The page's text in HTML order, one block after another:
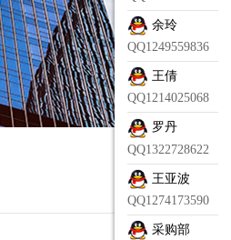
余玲
QQ1249559836
王倩
QQ1214025068
罗丹
QQ1322728622
王亚波
QQ1274173590
采购部